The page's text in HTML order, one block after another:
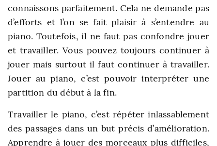
connaissons parfaitement. Cela ne demande pas
d’efforts et l’on se fait plaisir à s’entendre au
piano. Toutefois, il ne faut pas confondre jouer
et travailler. Vous pouvez toujours continuer à
jouer mais surtout il faut continuer à travailler.
Jouer au piano, c’est pouvoir interpréter une
partition du début à la fin.
Travailler le piano, c’est répéter inlassablement
des passages dans un but précis d’amélioration.
Apprendre à jouer des morceaux plus difficiles,